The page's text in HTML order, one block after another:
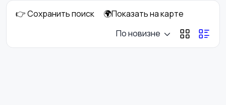
Аренда квартиры
👉 Сохранить поиск
🌍Показать на карте
По новизне